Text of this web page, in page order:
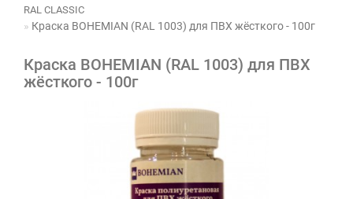
RAL CLASSIC
Краска BOHEMIAN (RAL 1003) для ПВХ жёсткого - 100г
Краска BOHEMIAN (RAL 1003) для ПВХ
жёсткого - 100г